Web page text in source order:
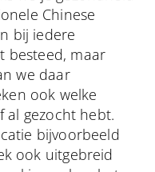
Chinese
bij iedere
besteed, maar
we daar
ook welke
al gezocht hebt.
bijvoorbeeld
ook uitgebreid